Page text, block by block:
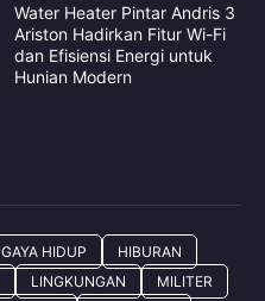
Water Heater Pintar Andris 3
Ariston Hadirkan Fitur Wi-Fi
dan Efisiensi Energi untuk
Hunian Modern
GAYA HIDUP
HIBURAN
LINGKUNGAN
MILITER